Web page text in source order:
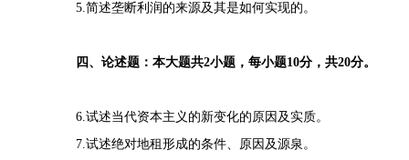
5.简述垄断利润的来源及其是如何实现的。
四、论述题：本大题共2小题，每小题10分，共20分。
6.试述当代资本主义的新变化的原因及实质。
7.试述绝对地租形成的条件、原因及源泉。